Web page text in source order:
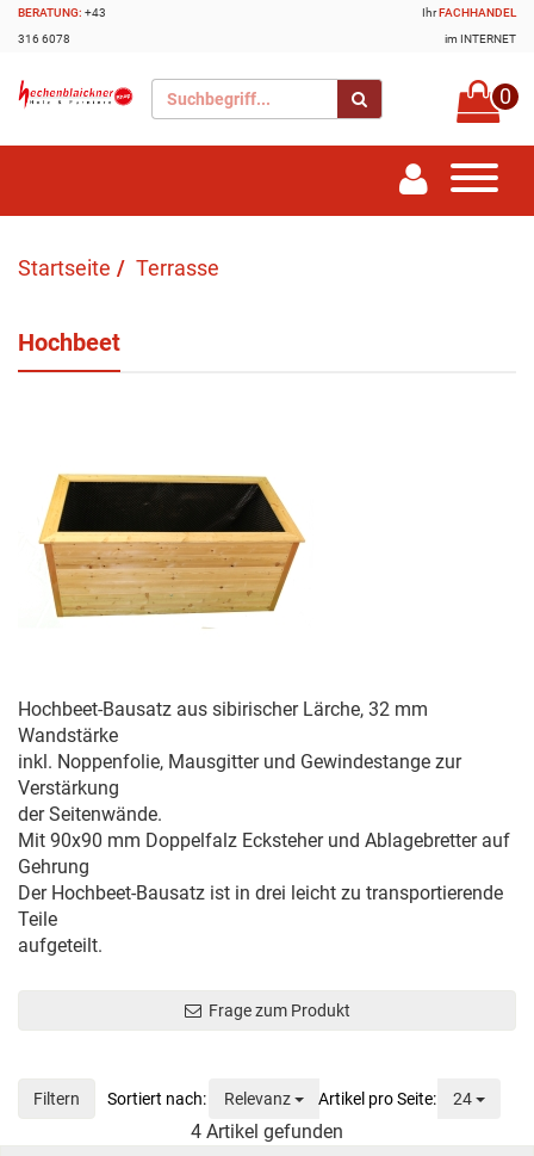
BERATUNG: +43
316 6078
IhrFACHHANDEL
im INTERNET
0
Startseite Terrasse
Hochbeet
Hochbeet-Bausatz aus sibirischer Lärche, 32 mm
Wandstärke
inkl. Noppenfolie, Mausgitter und Gewindestange zur
Verstärkung
der Seitenwände.
Mit 90x90 mm Doppelfalz Ecksteher und Ablagebretter auf
Gehrung
Der Hochbeet-Bausatz ist in drei leicht zu transportierende
Teile
aufgeteilt.
Frage zum Produkt
Filtern Relevanz Sortierung 24
4 Artikel gefunden